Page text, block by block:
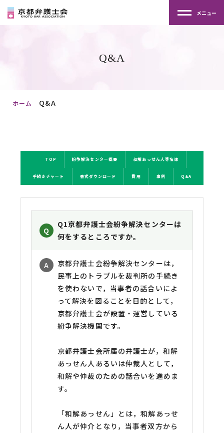
メニュー
Q&A
ホーム Q&A
TOP 紛争解決センター概要 和解あっせん人等名簿
手続きチャート 書式ダウンロード 費用 事例 Q&A
Q1京都弁護士会紛争解決センターは
何をするところですか。
京都弁護士会紛争解決センターは，
民事上のトラブルを裁判所の手続き
を使わないで，当事者の話合いによ
って解決を図ることを目的として，
京都弁護士会が設置・運営している
紛争解決機関です。
京都弁護士会所属の弁護士が，和解
あっせん人あるいは仲裁人として，
和解や仲裁のための話合いを進めま
す。
「和解あっせん」とは，和解あっせ
ん人が仲介となり，当事者双方から